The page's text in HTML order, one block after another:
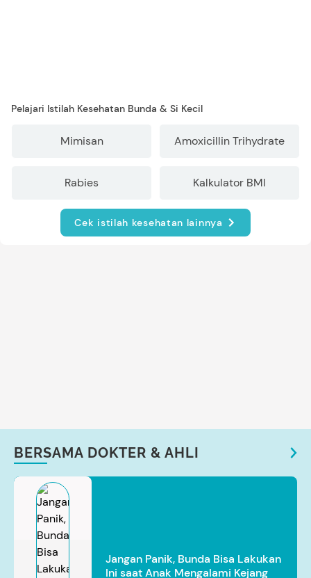
Pelajari Istilah Kesehatan Bunda & Si Kecil
Mimisan Amoxicillin Trihydrate
Rabies Kalkulator BMI
Cek istilah kesehatan lainnya
BERSAMA DOKTER & AHLI
Jangan Panik, Bunda Bisa Lakukan
Ini saat Anak Mengalami Kejang